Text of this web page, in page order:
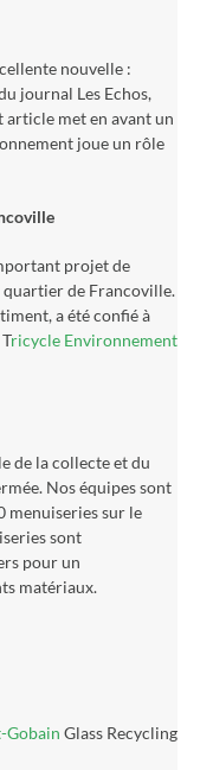
nouvelle :
journal Les Echos,
met en avant un
joue un rôle
projet de
quartier de Francoville.
a été confié à
ricycle Environnement
de la collecte et du
Nos équipes sont
menuiseries sur le
sont
pour un
matériaux.
Gobain Glass Recycling